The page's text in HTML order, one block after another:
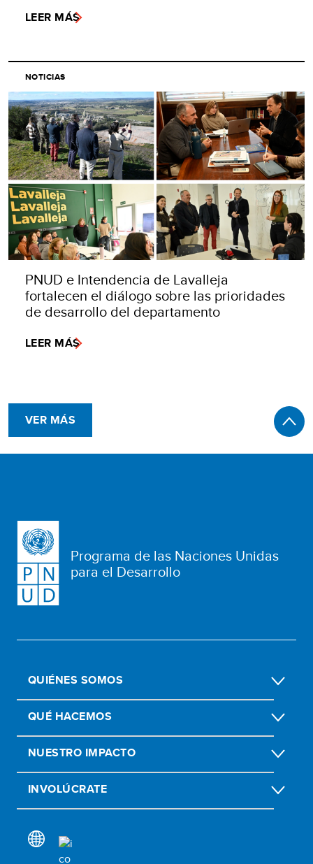
LEER MÁS
NOTICIAS
PNUD e Intendencia de Lavalleja
fortalecen el diálogo sobre las prioridades
de desarrollo del departamento
LEER MÁS
VER MÁS
Programa de las Naciones Unidas
para el Desarrollo
QUIÉNES SOMOS
QUÉ HACEMOS
NUESTRO IMPACTO
INVOLÚCRATE